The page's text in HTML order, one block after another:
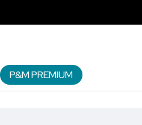
P&M PREMIUM